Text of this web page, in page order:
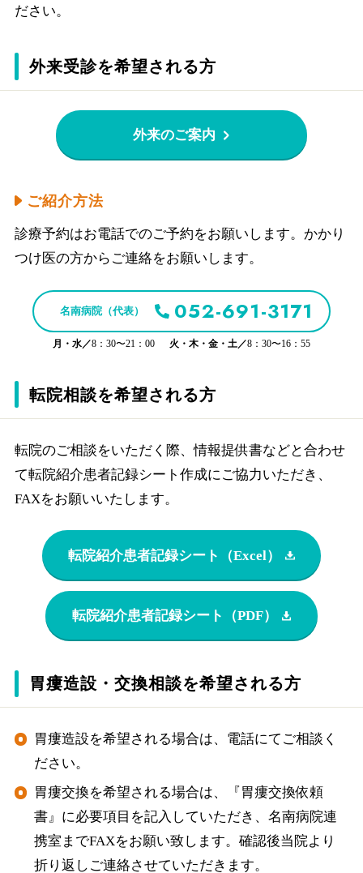
ださい。
外来受診を希望される方
外来のご案内
ご紹介方法
診療予約はお電話でのご予約をお願いします。かかり
つけ医の方からご連絡をお願いします。
名南病院（代表） 052-691-3171
月・水／8：30〜21：00 火・木・金・土／8：30〜16：55
転院相談を希望される方
転院のご相談をいただく際、情報提供書などと合わせ
て転院紹介患者記録シート作成にご協力いただき、
FAXをお願いいたします。
転院紹介患者記録シート（Excel）
転院紹介患者記録シート（PDF）
胃瘻造設・交換相談を希望される方
胃瘻造設を希望される場合は、電話にてご相談く
ださい。
胃瘻交換を希望される場合は、『胃瘻交換依頼
書』に必要項目を記入していただき、名南病院連
携室までFAXをお願い致します。確認後当院より
折り返しご連絡させていただきます。